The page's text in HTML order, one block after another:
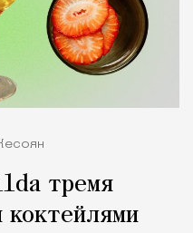
тремя
коктейлями